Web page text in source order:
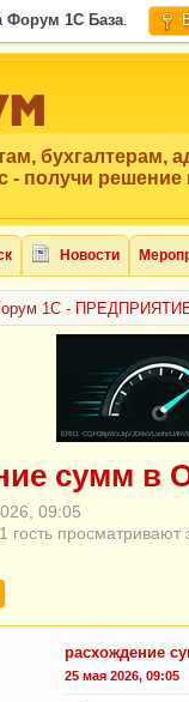
Форум 1C База.
бухгалтерам,
- получи
Новости
1С - ПРЕДПРИЯТИЕ
ERID:
сумм в
09:05
гость просматривают
расхождение
25 мая 2026, 09:05